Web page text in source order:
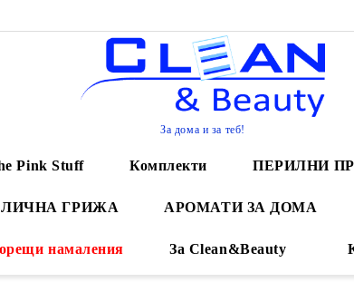
За дома и за теб!
Pink Stuff Комплекти ПЕРИЛНИ
ГРИЖА АРОМАТИ ЗА ДОМА
намаления За Clean&Beauty